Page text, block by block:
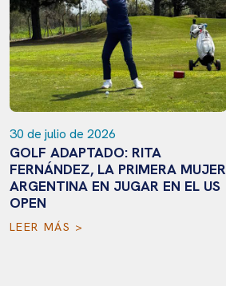
30 de julio de 2026
GOLF ADAPTADO: RITA
FERNÁNDEZ, LA PRIMERA MUJER
ARGENTINA EN JUGAR EN EL US
OPEN
LEER MÁS >